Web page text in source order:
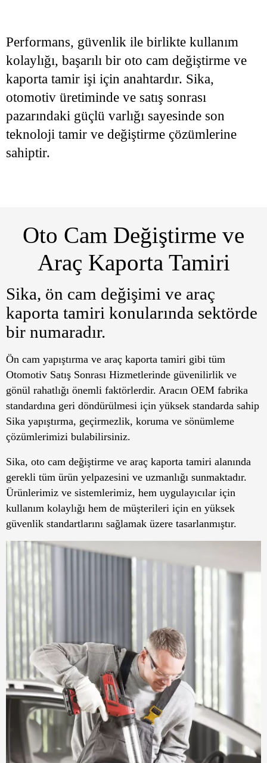
Performans, güvenlik ile birlikte kullanım
kolaylığı, başarılı bir oto cam değiştirme ve
kaporta tamir işi için anahtardır. Sika,
otomotiv üretiminde ve satış sonrası
pazarındaki güçlü varlığı sayesinde son
teknoloji tamir ve değiştirme çözümlerine
sahiptir.
Oto Cam Değiştirme ve
Araç Kaporta Tamiri
Sika, ön cam değişimi ve araç
kaporta tamiri konularında sektörde
bir numaradır.
Ön cam yapıştırma ve araç kaporta tamiri gibi tüm
Otomotiv Satış Sonrası Hizmetlerinde güvenilirlik ve
gönül rahatlığı önemli faktörlerdir. Aracın OEM fabrika
standardına geri döndürülmesi için yüksek standarda sahip
Sika yapıştırma, geçirmezlik, koruma ve sönümleme
çözümlerimizi bulabilirsiniz.
Sika, oto cam değiştirme ve araç kaporta tamiri alanında
gerekli tüm ürün yelpazesini ve uzmanlığı sunmaktadır.
Ürünlerimiz ve sistemlerimiz, hem uygulayıcılar için
kullanım kolaylığı hem de müşterileri için en yüksek
güvenlik standartlarını sağlamak üzere tasarlanmıştır.